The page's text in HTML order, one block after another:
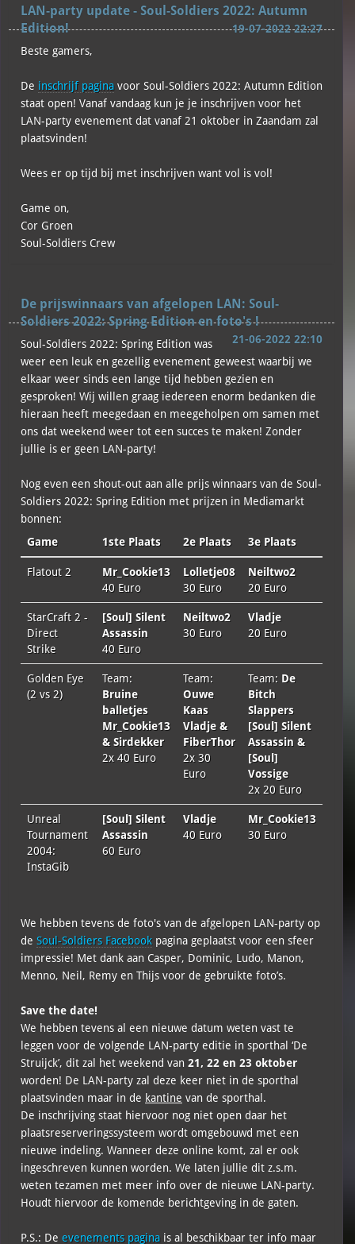
LAN-party update - Soul-Soldiers 2022: Autumn
Edition!
19-07-2022 22:27
Beste gamers,
De inschrijf pagina voor Soul-Soldiers 2022: Autumn Edition
staat open! Vanaf vandaag kun je je inschrijven voor het
LAN-party evenement dat vanaf 21 oktober in Zaandam zal
plaatsvinden!
Wees er op tijd bij met inschrijven want vol is vol!
Game on,
Cor Groen
Soul-Soldiers Crew
De prijswinnaars van afgelopen LAN: Soul-
Soldiers 2022: Spring Edition en foto's !
21-06-2022 22:10
Soul-Soldiers 2022: Spring Edition was
weer een leuk en gezellig evenement geweest waarbij we
elkaar weer sinds een lange tijd hebben gezien en
gesproken! Wij willen graag iedereen enorm bedanken die
hieraan heeft meegedaan en meegeholpen om samen met
ons dat weekend weer tot een succes te maken! Zonder
jullie is er geen LAN-party!
Nog even een shout-out aan alle prijs winnaars van de Soul-
Soldiers 2022: Spring Edition met prijzen in Mediamarkt
bonnen:
Game
1ste Plaats 2e Plaats 3e Plaats
Flatout 2
Mr_Cookie13
40 Euro
Lolletje08
30 Euro
Neiltwo2
20 Euro
StarCraft 2 -
Direct
Strike
[Soul] Silent
Assassin
40 Euro
Neiltwo2
30 Euro
Vladje
20 Euro
Golden Eye
(2 vs 2)
Team:
Bruine
balletjes
Mr_Cookie13
& Sirdekker
2x 40 Euro
Team:
Ouwe
Kaas
Vladje &
FiberThor
2x 30
Euro
Team: De
Bitch
Slappers
[Soul] Silent
Assassin &
[Soul]
Vossige
2x 20 Euro
Unreal
Tournament
2004:
InstaGib
[Soul] Silent
Assassin
60 Euro
Vladje
40 Euro
Mr_Cookie13
30 Euro
We hebben tevens de foto's van de afgelopen LAN-party op
de Soul-Soldiers Facebook pagina geplaatst voor een sfeer
impressie! Met dank aan Casper, Dominic, Ludo, Manon,
Menno, Neil, Remy en Thijs voor de gebruikte foto’s.
Save the date!
We hebben tevens al een nieuwe datum weten vast te
leggen voor de volgende LAN-party editie in sporthal ‘De
Struijck’, dit zal het weekend van 21, 22 en 23 oktober
worden! De LAN-party zal deze keer niet in de sporthal
plaatsvinden maar in de kantine van de sporthal.
De inschrijving staat hiervoor nog niet open daar het
plaatsreserveringssysteem wordt omgebouwd met een
nieuwe indeling. Wanneer deze online komt, zal er ook
ingeschreven kunnen worden. We laten jullie dit z.s.m.
weten tezamen met meer info over de nieuwe LAN-party.
Houdt hiervoor de komende berichtgeving in de gaten.
P.S.: De evenements pagina is al beschikbaar ter info maar